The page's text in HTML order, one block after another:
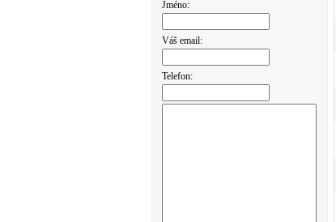
Jméno:
Váš email:
Telefon: